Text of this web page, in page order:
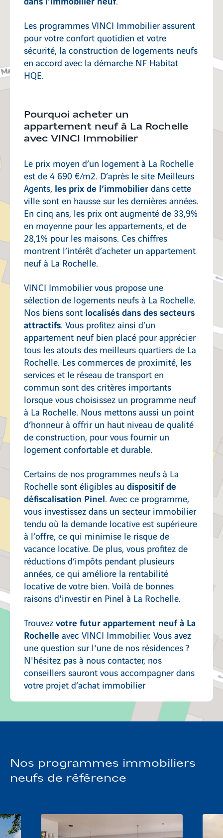
Les programmes VINCI Immobilier assurent
pour votre confort quotidien et votre
sécurité, la construction de logements neufs
en accord avec la démarche NF Habitat
HQE.
Pourquoi acheter un
appartement neuf à La Rochelle
avec VINCI Immobilier
Le prix moyen d’un logement à La Rochelle
est de 4 690 €/m2. D’après le site Meilleurs
Agents, les prix de l’immobilierdans cette
ville sont en hausse sur les dernières années.
En cinq ans, les prix ont augmenté de 33,9%
en moyenne pour les appartements, et de
28,1% pour les maisons. Ces chiffres
montrent l’intérêt d’acheter un appartement
neuf à La Rochelle.
VINCI Immobilier vous propose une
sélection de logements neufs à La Rochelle.
Nos biens sont localisés dans des secteurs
attractifs. Vous profitez ainsi d’un
appartement neuf bien placé pour apprécier
tous les atouts des meilleurs quartiers de La
Rochelle. Les commerces de proximité, les
services et le réseau de transport en
commun sont des critères importants
lorsque vous choisissez un programme neuf
à La Rochelle. Nous mettons aussi un point
d’honneur à offrir un haut niveau de qualité
de construction, pour vous fournir un
logement confortable et durable.
Certains de nos programmes neufs à La
Rochelle sont éligibles au dispositif de
défiscalisation Pinel. Avec ce programme,
vous investissez dans un secteur immobilier
tendu où la demande locative est supérieure
à l’offre, ce qui minimise le risque de
vacance locative. De plus, vous profitez de
réductions d’impôts pendant plusieurs
années, ce qui améliore la rentabilité
locative de votre bien. Voilà de bonnes
raisons d'investir en Pinel à La Rochelle.
Trouvezvotre futur appartement neuf à La
Rochelleavec VINCI Immobilier. Vous avez
une question sur l'une de nos résidences ?
N'hésitez pas à nous contacter, nos
conseillers sauront vous accompagner dans
votre projet d’achat immobilier
Nos programmes immobiliers
neufs de référence